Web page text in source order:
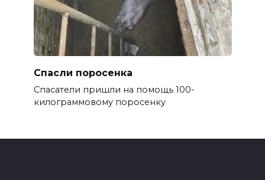
Спасли поросенка
Спасатели пришли на помощь 100-
килограммовому поросенку